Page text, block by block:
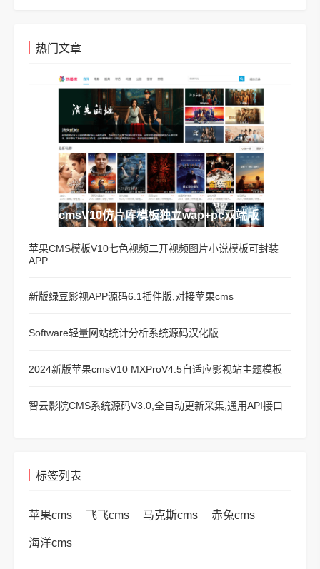
热门文章
苹果cmsV10仿片库模板独立wap+pc双端版
苹果CMS模板V10七色视频二开视频图片小说模板可封装
APP
新版绿豆影视APP源码6.1插件版,对接苹果cms
Software轻量网站统计分析系统源码汉化版
2024新版苹果cmsV10 MXProV4.5自适应影视站主题模板
智云影院CMS系统源码V3.0,全自动更新采集,通用API接口
标签列表
苹果cms 飞飞cms 马克斯cms 赤兔cms
海洋cms